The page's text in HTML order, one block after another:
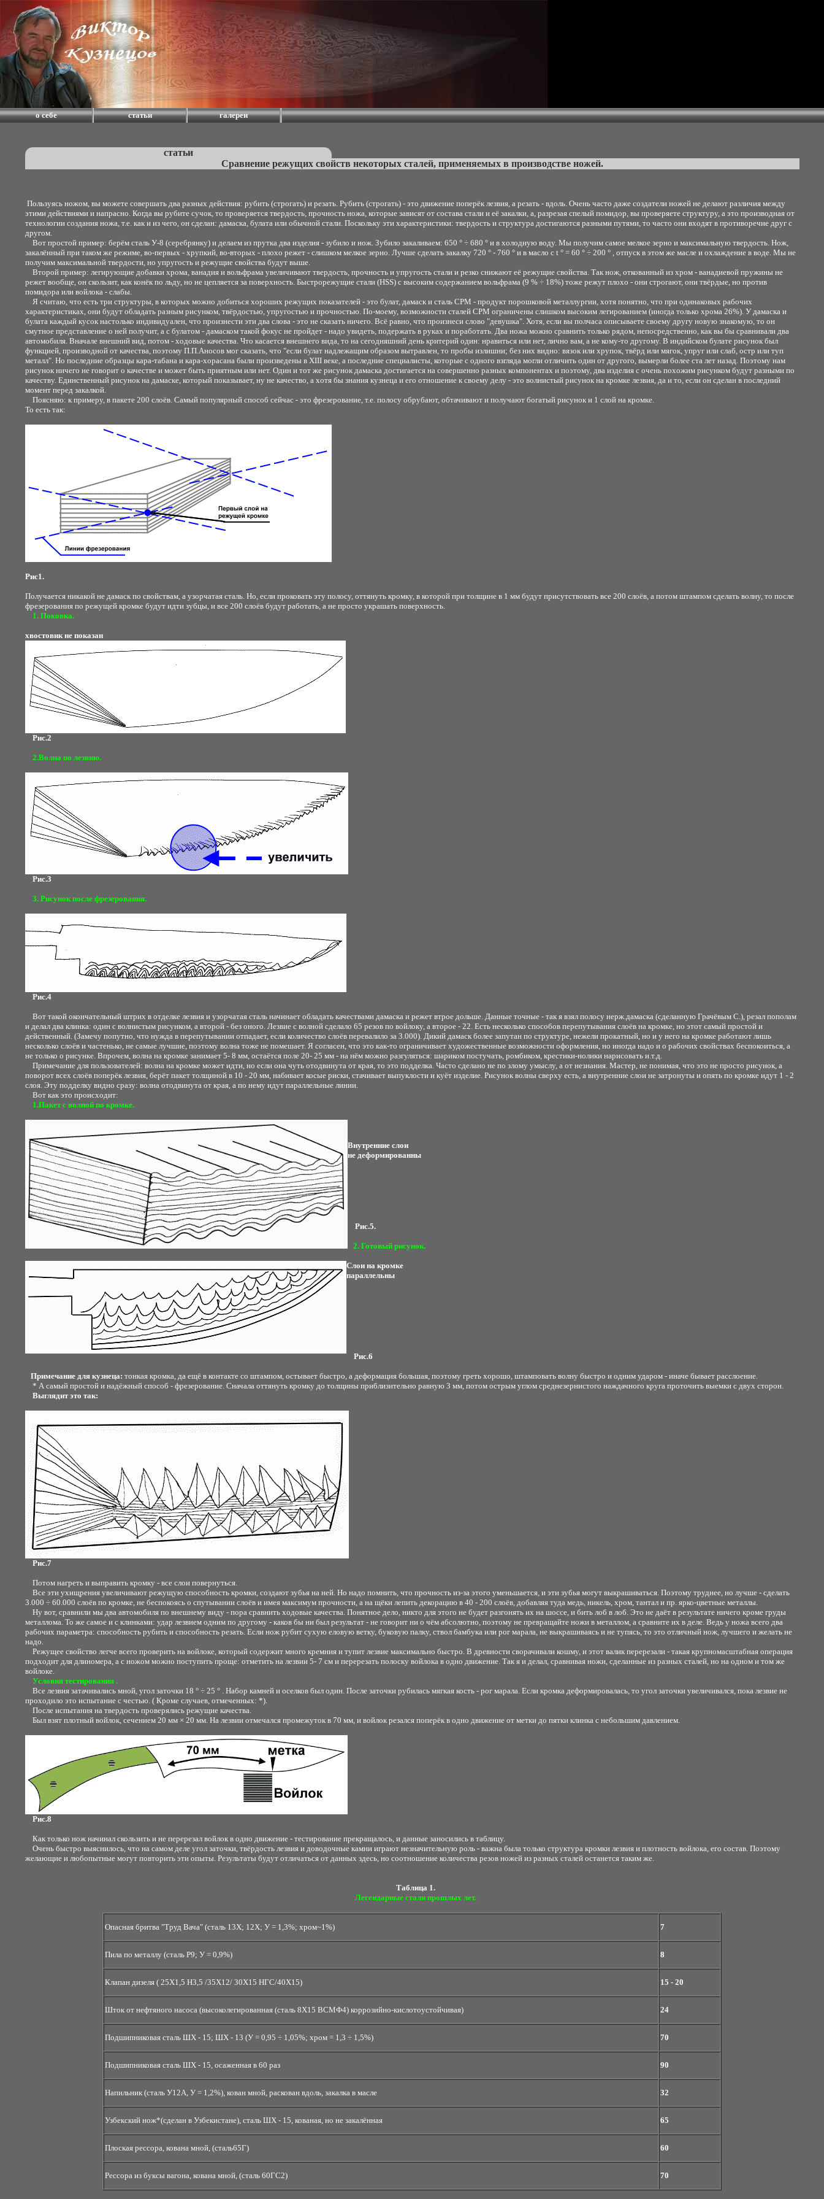
о себе статьи галереи
статьи
Сравнение режущих свойств некоторых сталей, применяемых в производстве ножей.
Пользуясь ножом, вы можете совершать два разных действия: рубить (строгать) и резать. Рубить (строгать) - это движение поперёк лезвия, а резать - вдоль. Очень часто даже создатели ножей не делают различия между
этими действиями и напрасно. Когда вы рубите сучок, то проверяется твердость, прочность ножа, которые зависят от состава стали и её закалки, а, разрезая спелый помидор, вы проверяете структуру, а это производная от
технологии создания ножа, т.е. как и из чего, он сделан: дамаска, булата или обычной стали. Поскольку эти характеристики: твердость и структура достигаются разными путями, то часто они входят в противоречие друг с
другом.
Вот простой пример: берём сталь У-8 (серебрянку) и делаем из прутка два изделия - зубило и нож. Зубило закаливаем: 650 ° ÷ 680 ° и в холодную воду. Мы получим самое мелкое зерно и максимальную твердость. Нож,
закалённый при таком же режиме, во-первых - хрупкий, во-вторых - плохо режет - слишком мелкое зерно. Лучше сделать закалку 720 ° - 760 ° и в масло с t ° = 60 ° ÷ 200 ° , отпуск в этом же масле и охлаждение в воде. Мы не
получим максимальной твердости, но упругость и режущие свойства будут выше.
Второй пример: легирующие добавки хрома, ванадия и вольфрама увеличивают твердость, прочность и упругость стали и резко снижают её режущие свойства. Так нож, откованный из хром - ванадиевой пружины не
режет вообще, он скользит, как конёк по льду, но не цепляется за поверхность. Быстрорежущие стали (HSS) с высоким содержанием вольфрама (9 % ÷ 18%) тоже режут плохо - они строгают, они твёрдые, но против
помидора или войлока - слабы.
Я считаю, что есть три структуры, в которых можно добиться хороших режущих показателей - это булат, дамаск и сталь CPM - продукт порошковой металлургии, хотя понятно, что при одинаковых рабочих
характеристиках, они будут обладать разным рисунком, твёрдостью, упругостью и прочностью. По-моему, возможности сталей CPM ограничены слишком высоким легированием (иногда только хрома 26%). У дамаска и
булата каждый кусок настолько индивидуален, что произнести эти два слова - это не сказать ничего. Всё равно, что произнеси слово "девушка". Хотя, если вы полчаса описываете своему другу новую знакомую, то он
смутное представление о ней получит, а с булатом - дамаском такой фокус не пройдет - надо увидеть, подержать в руках и поработать. Два ножа можно сравнить только рядом, непосредственно, как вы бы сравнивали два
автомобиля. Вначале внешний вид, потом - ходовые качества. Что касается внешнего вида, то на сегодняшний день критерий один: нравиться или нет, лично вам, а не кому-то другому. В индийском булате рисунок был
функцией, производной от качества, поэтому П.П.Аносов мог сказать, что "если булат надлежащим образом вытравлен, то пробы излишни; без них видно: вязок или хрупок, твёрд или мягок, упруг или слаб, остр или туп
металл". Но последние образцы кара-табана и кара-хорасана были произведены в XIII веке, а последние специалисты, которые с одного взгляда могли отличить один от другого, вымерли более ста лет назад. Поэтому нам
рисунок ничего не говорит о качестве и может быть приятным или нет. Один и тот же рисунок дамаска достигается на совершенно разных компонентах и поэтому, два изделия с очень похожим рисунком будут разными по
качеству. Единственный рисунок на дамаске, который показывает, ну не качество, а хотя бы знания кузнеца и его отношение к своему делу - это волнистый рисунок на кромке лезвия, да и то, если он сделан в последний
момент перед закалкой.
Поясняю: к примеру, в пакете 200 слоёв. Самый популярный способ сейчас - это фрезерование, т.е. полосу обрубают, обтачивают и получают богатый рисунок и 1 слой на кромке.
То есть так:
Рис1.
Получается никакой не дамаск по свойствам, а узорчатая сталь. Но, если проковать эту полосу, оттянуть кромку, в которой при толщине в 1 мм будут присутствовать все 200 слоёв, а потом штампом сделать волну, то после
фрезерования по режущей кромке будут идти зубцы, и все 200 слоёв будут работать, а не просто украшать поверхность.
1. Поковка.
хвостовик не показан
Рис.2
2.Волна по лезвию.
Рис.3
3. Рисунок после фрезерования.
Рис.4
Вот такой окончательный штрих в отделке лезвия и узорчатая сталь начинает обладать качествами дамаска и режет втрое дольше. Данные точные - так я взял полосу нерж.дамаска (сделанную Грачёвым С.), резал пополам
и делал два клинка: один с волнистым рисунком, а второй - без оного. Лезвие с волной сделало 65 резов по войлоку, а второе - 22. Есть несколько способов перепутывания слоёв на кромке, но этот самый простой и
действенный. (Замечу попутно, что нужда в перепутывании отпадает, если количество слоёв перевалило за 3.000). Дикий дамаск более запутан по структуре, нежели прокатный, но и у него на кромке работают лишь
несколько слоёв и частенько, не самые лучшие, поэтому волна тоже не помешает. Я согласен, что это как-то ограничивает художественные возможности оформления, но иногда надо и о рабочих свойствах беспокоиться, а
не только о рисунке. Впрочем, волна на кромке занимает 5- 8 мм, остаётся поле 20- 25 мм - на нём можно разгуляться: шариком постучать, ромбиком, крестики-нолики нарисовать и.т.д.
Примечание для пользователей: волна на кромке может идти, но если она чуть отодвинута от края, то это подделка. Часто сделано не по злому умыслу, а от незнания. Мастер, не понимая, что это не просто рисунок, а
поворот всех слоёв поперёк лезвия, берёт пакет толщиной в 10 - 20 мм, набивает косые риски, стачивает выпуклости и куёт изделие. Рисунок волны сверху есть, а внутренние слои не затронуты и опять по кромке идут 1 - 2
слоя. Эту подделку видно сразу: волна отодвинута от края, а по нему идут параллельные линии.
Вот как это происходит:
1.Пакет с волной по кромке.
Внутренние слои
не деформированны
Рис.5.
2. Готовый рисунок.
Слои на кромке
параллельны
Рис.6
Примечание для кузнеца: тонкая кромка, да ещё в контакте со штампом, остывает быстро, а деформация большая, поэтому греть хорошо, штамповать волну быстро и одним ударом - иначе бывает расслоение.
* А самый простой и надёжный способ - фрезерование. Сначала оттянуть кромку до толщины приблизительно равную 3 мм, потом острым углом среднезернистого наждачного круга проточить выемки с двух сторон.
Выглядит это так:
Рис.7
Потом нагреть и выправить кромку - все слои повернуться.
Все эти ухищрения увеличивают режущую способность кромки, создают зубья на ней. Но надо помнить, что прочность из-за этого уменьшается, и эти зубья могут выкрашиваться. Поэтому труднее, но лучше - сделать
3.000 ÷ 60.000 слоёв по кромке, не беспокоясь о спутывании слоёв и имея максимум прочности, а на щёки лепить декорацию в 40 - 200 слоёв, добавляя туда медь, никель, хром, тантал и пр. ярко-цветные металлы.
Ну вот, сравнили мы два автомобиля по внешнему виду - пора сравнить ходовые качества. Понятное дело, никто для этого не будет разгонять их на шоссе, и бить лоб в лоб. Это не даёт в результате ничего кроме груды
металлома. То же самое и с клинками: удар лезвием одним по другому - каков бы ни был результат - не говорит ни о чём абсолютно, поэтому не превращайте ножи в металлом, а сравните их в деле. Ведь у ножа всего два
рабочих параметра: способность рубить и способность резать. Если нож рубит сухую еловую ветку, буковую палку, ствол бамбука или рог марала, не выкрашиваясь и не тупясь, то это отличный нож, лучшего и желать не
надо.
Режущее свойство легче всего проверить на войлоке, который содержит много кремния и тупит лезвие максимально быстро. В древности сворачивали кошму, и этот валик перерезали - такая крупномасштабная операция
подходит для длиномера, а с ножом можно поступить проще: отметить на лезвии 5- 7 см и перерезать полоску войлока в одно движение. Так я и делал, сравнивая ножи, сделанные из разных сталей, но на одном и том же
войлоке.
Условия тестирования .
Все лезвия затачивались мной, угол заточки 18 ° ÷ 25 ° . Набор камней и оселков был один. После заточки рубилась мягкая кость - рог марала. Если кромка деформировалась, то угол заточки увеличивался, пока лезвие не
проходило это испытание с честью. ( Кроме случаев, отмеченных: *).
После испытания на твердость проверялись режущие качества.
Был взят плотный войлок, сечением 20 мм × 20 мм. На лезвии отмечался промежуток в 70 мм, и войлок резался поперёк в одно движение от метки до пятки клинка с небольшим давлением.
Рис.8
Как только нож начинал скользить и не перерезал войлок в одно движение - тестирование прекращалось, и данные заносились в таблицу.
Очень быстро выяснилось, что на самом деле угол заточки, твёрдость лезвия и доводочные камни играют незначительную роль - важна была только структура кромки лезвия и плотность войлока, его состав. Поэтому
желающие и любопытные могут повторить эти опыты. Результаты будут отличаться от данных здесь, но соотношение количества резов ножей из разных сталей останется таким же.
Таблица 1.
Легендарные стали прошлых лет.
Опасная бритва "Труд Вача" (сталь 13Х; 12Х; У = 1,3%; хром~1%) 7
Пила по металлу (сталь Р9; У = 0,9%) 8
Клапан дизеля ( 25Х1,5 Н3,5 /35Х12/ 30Х15 НГС/40Х15) 15 - 20
Шток от нефтяного насоса (высоколегированная (сталь 8Х15 ВСМФ4) коррозийно-кислотоустойчивая) 24
Подшипниковая сталь ШХ - 15; ШХ - 13 (У = 0,95 ÷ 1,05%; хром = 1,3 ÷ 1,5%) 70
Подшипниковая сталь ШХ - 15, осаженная в 60 раз 90
Напильник (сталь У12А, У = 1,2%), кован мной, раскован вдоль, закалка в масле 32
Узбекский нож*(сделан в Узбекистане), сталь ШХ - 15, кованая, но не закалённая 65
Плоская рессора, кована мной, (сталь65Г) 60
Рессора из буксы вагона, кована мной, (сталь 60ГС2) 70